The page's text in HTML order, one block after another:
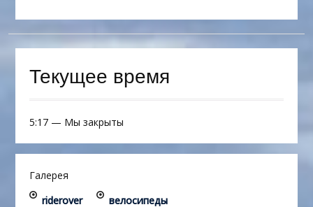
Текущее время
5:17— Мы закрыты
Галерея
riderover
велосипеды